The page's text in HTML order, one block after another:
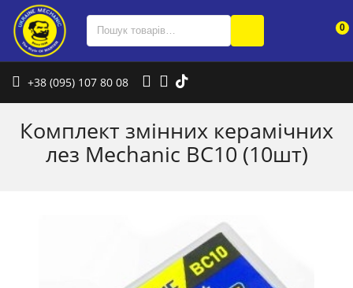
0
+38 (095) 107 80 08
Комплект змінних керамічних
лез Mechanic BC10 (10шт)